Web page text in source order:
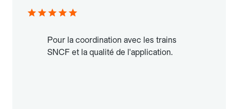
Pour la coordination avec les trains
SNCF et la qualité de l'application.